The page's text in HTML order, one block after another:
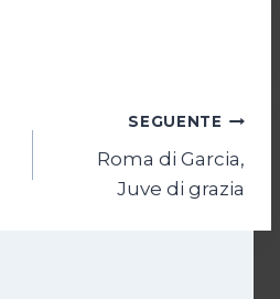
SEGUENTE
Roma di Garcia,
Juve di grazia